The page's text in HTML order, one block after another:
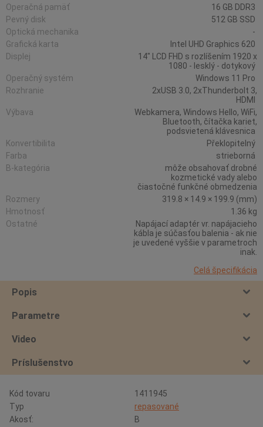
Operačná pamäť
16 GB DDR3
Pevný disk
512 GB SSD
Optická mechanika
-
Grafická karta
Intel UHD Graphics 620
Displej
14" LCD FHD s rozlíšením 1920 x
1080 - lesklý - dotykový
Operačný systém
Windows 11 Pro
Rozhranie
2xUSB 3.0, 2xThunderbolt 3,
HDMI
Výbava
Webkamera, Windows Hello, WiFi,
Bluetooth, čítačka kariet,
podsvietená klávesnica
Konvertibilita
Překlopitelný
Farba
strieborná
B-kategória
môže obsahovať drobné
kozmetické vady alebo
čiastočné funkčné obmedzenia
Rozmery
319.8 × 14.9 × 199.9 (mm)
Hmotnosť
1.36 kg
Ostatné
Napájací adaptér vr. napájacieho
kábla je súčasťou balenia - ak nie
je uvedené vyššie v parametroch
inak.
Celá špecifikácia
Popis
Parametre
Video
Príslušenstvo
Kód tovaru
1411945
Typ
repasované
Akosť:
B